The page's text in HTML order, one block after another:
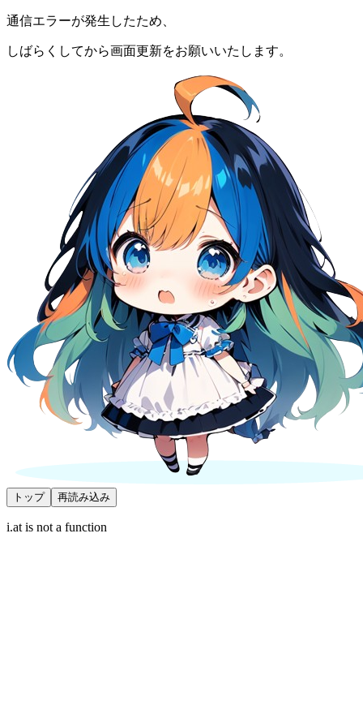
通信エラーが発生したため、
しばらくしてから画面更新をお願いいたします。
トップ 再読み込み
i.at is not a function